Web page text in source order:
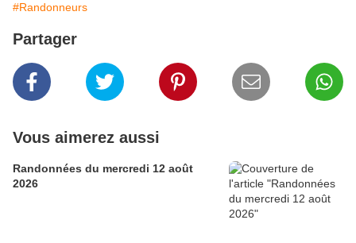
#Randonneurs
Partager
Vous aimerez aussi
Randonnées du mercredi 12 août
2026